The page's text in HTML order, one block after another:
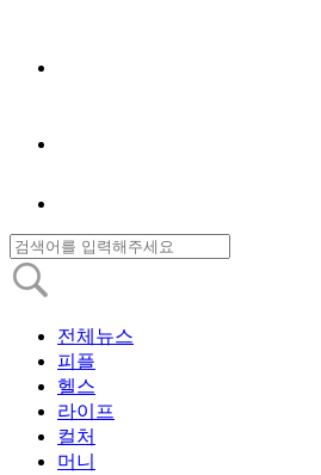
전체뉴스
피플
헬스
라이프
컬처
머니